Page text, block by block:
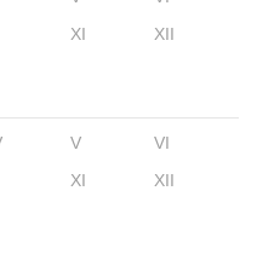
XI XII
V
VI
XI XII